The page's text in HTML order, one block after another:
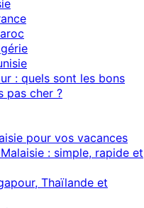
: quels sont les bons
pas cher ?
pour vos vacances
: simple, rapide et
Thaïlande et